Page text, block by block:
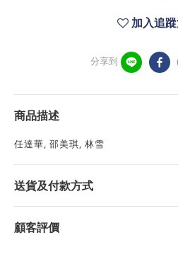
加入追
分享到
商品描述
任達華, 邵美琪, 林雪
送貨及付款方式
顧客評價